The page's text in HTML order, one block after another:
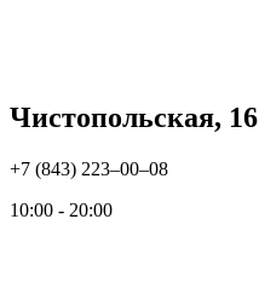
Чистопольская, 16
+7 (843) 223‒00‒08
10:00 - 20:00